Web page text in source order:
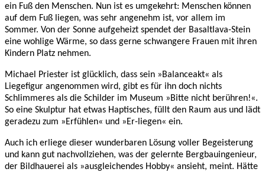
ein Fuß den Menschen. Nun ist es umgekehrt: Menschen können
auf dem Fuß liegen, was sehr angenehm ist, vor allem im
Sommer. Von der Sonne aufgeheizt spendet der Basaltlava-Stein
eine wohlige Wärme, so dass gerne schwangere Frauen mit ihren
Kindern Platz nehmen.
Michael Priester ist glücklich, dass sein »Balanceakt« als
Liegefigur angenommen wird, gibt es für ihn doch nichts
Schlimmeres als die Schilder im Museum »Bitte nicht berühren!«.
So eine Skulptur hat etwas Haptisches, füllt den Raum aus und lädt
geradezu zum »Erfühlen« und »Er-liegen« ein.
Auch ich erliege dieser wunderbaren Lösung voller Begeisterung
und kann gut nachvollziehen, was der gelernte Bergbauingenieur,
der Bildhauerei als »ausgleichendes Hobby« ansieht, meint. Hätte